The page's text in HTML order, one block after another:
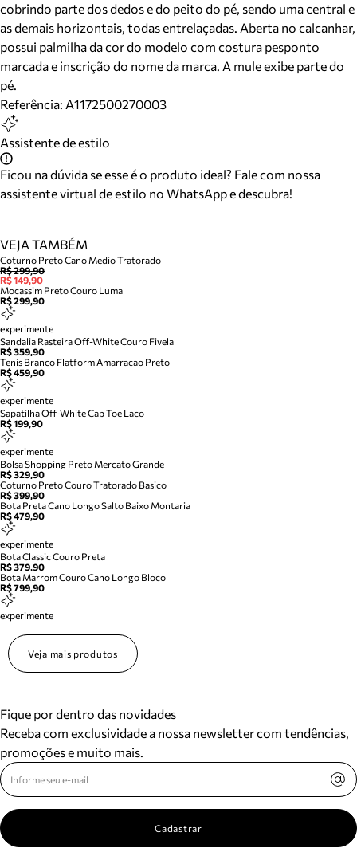
cobrindo parte dos dedos e do peito do pé, sendo uma central e
as demais horizontais, todas entrelaçadas. Aberta no calcanhar,
possui palmilha da cor do modelo com costura pesponto
marcada e inscrição do nome da marca. A mule exibe parte do
pé.
Referência: A1172500270003
Assistente de estilo
Ficou na dúvida se esse é o produto ideal? Fale com nossa
assistente virtual de estilo no WhatsApp e descubra!
VEJA TAMBÉM
Coturno Preto Cano Medio Tratorado
R$ 299,90
R$ 149,90
Mocassim Preto Couro Luma
R$ 299,90
experimente
Sandalia Rasteira Off-White Couro Fivela
R$ 359,90
Tenis Branco Flatform Amarracao Preto
R$ 459,90
experimente
Sapatilha Off-White Cap Toe Laco
R$ 199,90
experimente
Bolsa Shopping Preto Mercato Grande
R$ 329,90
Coturno Preto Couro Tratorado Basico
R$ 399,90
Bota Preta Cano Longo Salto Baixo Montaria
R$ 479,90
experimente
Bota Classic Couro Preta
R$ 379,90
Bota Marrom Couro Cano Longo Bloco
R$ 799,90
experimente
Veja mais produtos
Fique por dentro das novidades
Receba com exclusividade a nossa newsletter com tendências,
promoções e muito mais.
Cadastrar